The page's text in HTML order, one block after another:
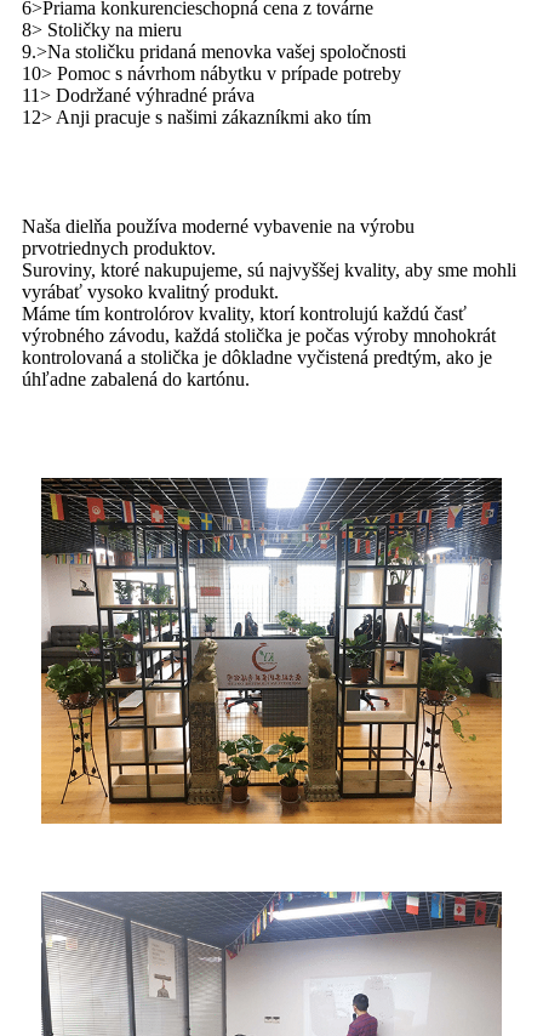
6>Priama konkurencieschopná cena z továrne
8> Stoličky na mieru
9.>Na stoličku pridaná menovka vašej spoločnosti
10> Pomoc s návrhom nábytku v prípade potreby
11> Dodržané výhradné práva
12> Anji pracuje s našimi zákazníkmi ako tím
Naša dielňa používa moderné vybavenie na výrobu
prvotriednych produktov.
Suroviny, ktoré nakupujeme, sú najvyššej kvality, aby sme mohli
vyrábať vysoko kvalitný produkt.
Máme tím kontrolórov kvality, ktorí kontrolujú každú časť
výrobného závodu, každá stolička je počas výroby mnohokrát
kontrolovaná a stolička je dôkladne vyčistená predtým, ako je
úhľadne zabalená do kartónu.